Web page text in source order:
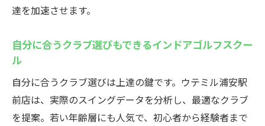
達を加速させます。
自分に合うクラブ選びもできるインドアゴルフスクー
ル
自分に合うクラブ選びは上達の鍵です。ウテミル浦安駅
前店は、実際のスイングデータを分析し、最適なクラブ
を提案。若い年齢層にも人気で、初心者から経験者まで